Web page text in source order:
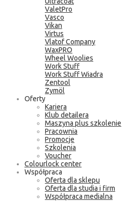
ValetPro
Vasco
Vikan
Virtus
Vlatof Company
WaxPRO
Wheel Woolies
Work Stuff
Work Stuff Wiadra
Zentool
Zymöl
Oferty
Kariera
Klub detailera
Maszyna plus szkolenie
Pracownia
Promocje
Szkolenia
Voucher
Colourlock center
Współpraca
Oferta dla sklepu
Oferta dla studia i firm
Współpraca medialna